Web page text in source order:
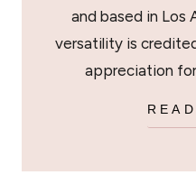
and based in Los
versatility is
appreciation